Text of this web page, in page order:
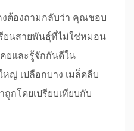
ต้องถามกลับว่า คุณชอบ
ยนสายพันธุ์ที่ไม่ใช่หมอน
ยและรู้จักกันดีใน
ญ่ เปลือกบาง เมล็ดลีบ
กโดยเปรียบเทียบกับ